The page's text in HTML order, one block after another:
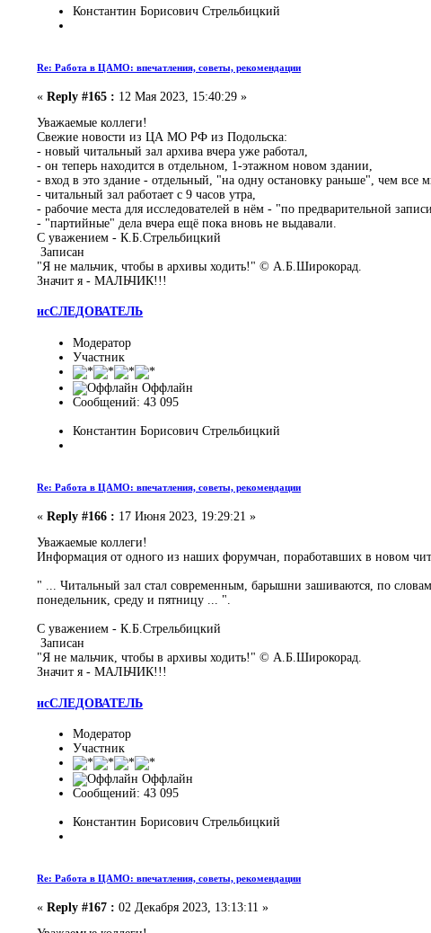
Константин Борисович Стрельбицкий
Re: Работа в ЦАМО: впечатления, советы, рекомендации
«Reply #165 : 12 Мая 2023, 15:40:29 »
Уважаемые коллеги!
Свежие новости из ЦА МО РФ из Подольска:
- новый читальный зал архива вчера уже работал,
- он теперь находится в отдельном, 1-этажном новом здании,
- вход в это здание - отдельный, "на одну остановку раньше", чем
- читальный зал работает с 9 часов утра,
- рабочие места для исследователей в нём - "по предварительной
- "партийные" дела вчера ещё пока вновь не выдавали.
С уважением - К.Б.Стрельбицкий
Записан
"Я не мальчик, чтобы в архивы ходить!" © А.Б.Широкорад.
Значит я - МАЛЬЧИК!!!
исСЛЕДОВАТЕЛЬ
Модератор
Участник
Оффлайн
Сообщений: 43 095
Константин Борисович Стрельбицкий
Re: Работа в ЦАМО: впечатления, советы, рекомендации
«Reply #166 : 17 Июня 2023, 19:29:21 »
Уважаемые коллеги!
Информация от одного из наших форумчан, поработавших в новом
" ... Читальный зал стал современным, барышни зашиваются, по
понедельник, среду и пятницу ... ".
С уважением - К.Б.Стрельбицкий
Записан
"Я не мальчик, чтобы в архивы ходить!" © А.Б.Широкорад.
Значит я - МАЛЬЧИК!!!
исСЛЕДОВАТЕЛЬ
Модератор
Участник
Оффлайн
Сообщений: 43 095
Константин Борисович Стрельбицкий
Re: Работа в ЦАМО: впечатления, советы, рекомендации
«Reply #167 : 02 Декабря 2023, 13:13:11 »